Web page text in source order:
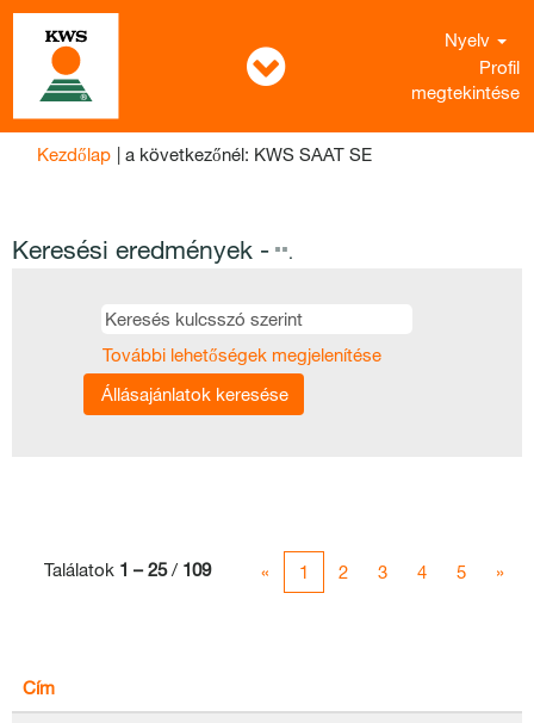
Nyelv
Profil
megtekintése
Kezdőlap | a következőnél: KWS SAAT SE(aktuális
Keresési eredmények - "".
További lehetőségek megjelenítése
Találatok 1 – 25/ 109 « 1 2 3 4 5 »
Cím